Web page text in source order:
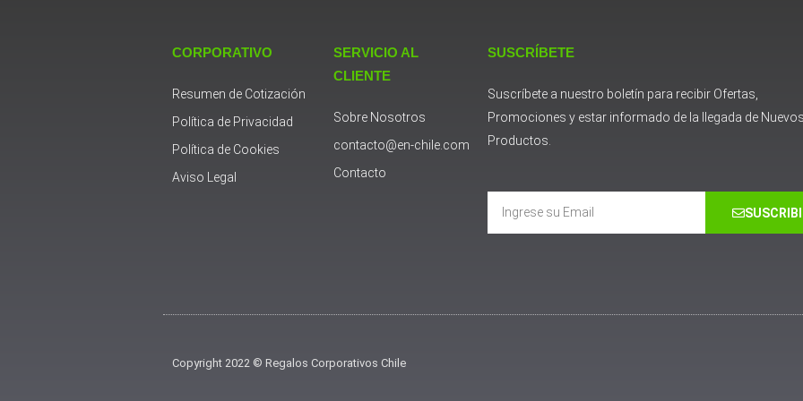
CORPORATIVO
Resumen de Cotización
Política de Privacidad
Política de Cookies
Aviso Legal
SERVICIO AL
CLIENTE
Sobre Nosotros
contacto@en-chile.com
Contacto
SUSCRÍBETE
Suscríbete a nuestro boletín para recibir Ofertas,
Promociones y estar informado de la llegada de Nuevos
Productos.
Copyright 2022 © Regalos Corporativos Chile